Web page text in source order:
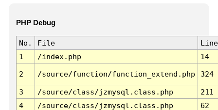
PHP Debug
No. File
Line
1
/index.php 14
2 /source/function/function_extend.php 324
3 /source/class/jzmysql.class.php
211
4
/source/class/jzmysql.class.php
62